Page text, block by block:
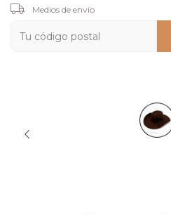
Entregas para el CP:
Medios de envío